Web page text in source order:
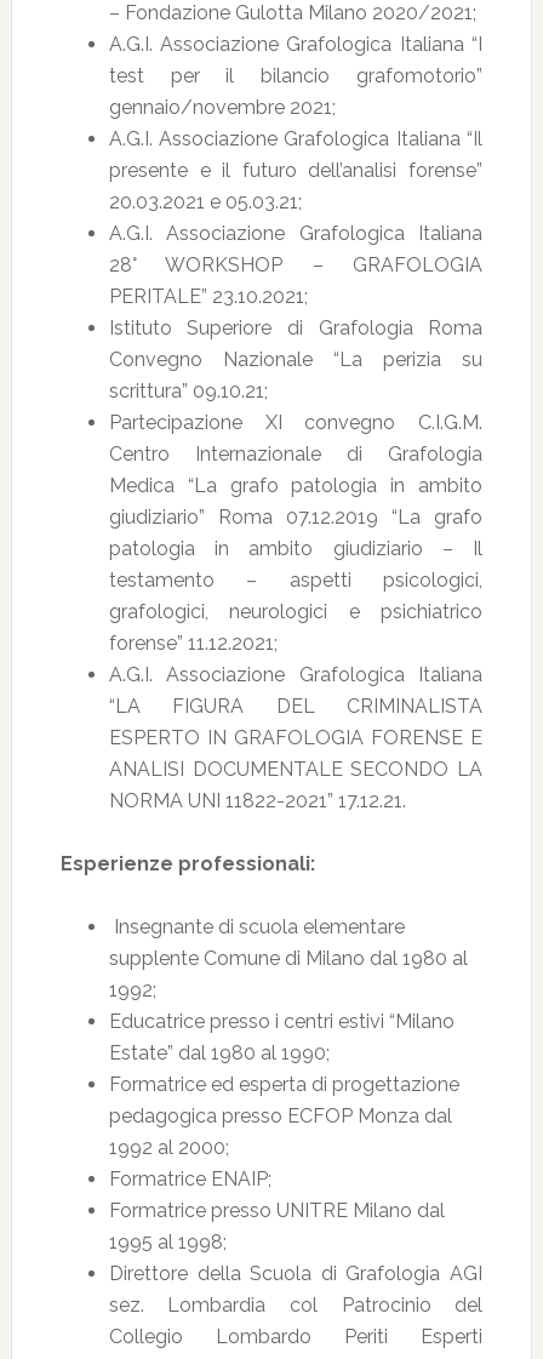
– Fondazione Gulotta Milano 2020/2021;
A.G.I. Associazione Grafologica Italiana “I
test per il bilancio grafomotorio”
gennaio/novembre 2021;
A.G.I. Associazione Grafologica Italiana “Il
presente e il futuro dell’analisi forense”
20.03.2021 e 05.03.21;
A.G.I. Associazione Grafologica Italiana
28° WORKSHOP – GRAFOLOGIA
PERITALE” 23.10.2021;
Istituto Superiore di Grafologia Roma
Convegno Nazionale “La perizia su
scrittura” 09.10.21;
Partecipazione XI convegno C.I.G.M.
Centro Internazionale di Grafologia
Medica “La grafo patologia in ambito
giudiziario” Roma 07.12.2019 “La grafo
patologia in ambito giudiziario – Il
testamento – aspetti psicologici,
grafologici, neurologici e psichiatrico
forense” 11.12.2021;
A.G.I. Associazione Grafologica Italiana
“LA FIGURA DEL CRIMINALISTA
ESPERTO IN GRAFOLOGIA FORENSE E
ANALISI DOCUMENTALE SECONDO LA
NORMA UNI 11822-2021” 17.12.21.
Esperienze professionali:
Insegnante di scuola elementare
supplente Comune di Milano dal 1980 al
1992;
Educatrice presso i centri estivi “Milano
Estate” dal 1980 al 1990;
Formatrice ed esperta di progettazione
pedagogica presso ECFOP Monza dal
1992 al 2000;
Formatrice ENAIP;
Formatrice presso UNITRE Milano dal
1995 al 1998;
Direttore della Scuola di Grafologia AGI
sez. Lombardia col Patrocinio del
Collegio Lombardo Periti Esperti